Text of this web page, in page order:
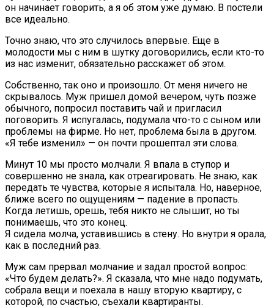
он начинает говорить, а я об этом уже думаю. В постели
все идеально.
Точно знаю, что это случилось впервые. Еще в
молодости мы с ним в шутку договорились, если кто-то
из нас изменит, обязательно расскажет об этом.
Собственно, так оно и произошло. От меня ничего не
скрывалось. Муж пришел домой вечером, чуть позже
обычного, попросил поставить чай и пригласил
поговорить. Я испугалась, подумала что-то с сыном или
проблемы на фирме. Но нет, проблема была в другом.
«Я тебе изменил» — он почти прошептал эти слова.
Минут 10 мы просто молчали. Я впала в ступор и
совершенно не знала, как отреагировать. Не знаю, как
передать те чувства, которые я испытала. Но, наверное,
ближе всего по ощущениям — падение в пропасть.
Когда летишь, орешь, тебя никто не слышит, но ты
понимаешь, что это конец.
Я сидела молча, уставившись в стену. Но внутри я орала,
как в последний раз.
Муж сам прервал молчание и задал простой вопрос:
«Что будем делать?». Я сказала, что мне надо подумать,
собрала вещи и поехала в нашу вторую квартиру, с
которой, по счастью, съехали квартиранты.